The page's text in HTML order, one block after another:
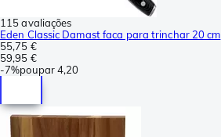
115 avaliações
Eden Classic Damast faca para trinchar 20 cm
55,75 €
59,95 €
-7%poupar4,20